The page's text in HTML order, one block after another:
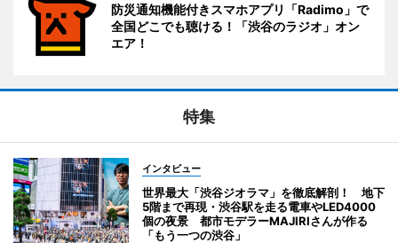
防災通知機能付きスマホアプリ「Radimo」で
全国どこでも聴ける！「渋谷のラジオ」オン
エア！
特集
インタビュー
世界最大「渋谷ジオラマ」を徹底解剖！ 地下
5階まで再現・渋谷駅を走る電車やLED4000
個の夜景 都市モデラーMAJIRIさんが作る
「もう一つの渋谷」